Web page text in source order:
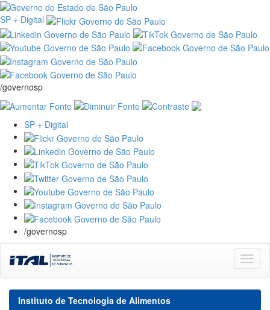
SP + Digital
/governosp
SP + Digital
/governosp
navigation
Instituto de Tecnologia de Alimentos